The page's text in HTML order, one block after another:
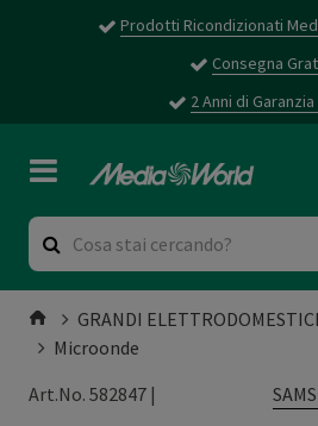
Prodotti Ricondizionati
Consegna
2 Anni di
GRANDI ELETTRODOMESTICI
Microonde
Art.No. 582847 |